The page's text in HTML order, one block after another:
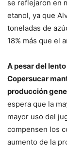
se reflejaron en
etanol, ya que
toneladas de
18% más que el
A pesar del
Copersucar
producción
espera que la
mayor uso del
compensen los
aumento de la